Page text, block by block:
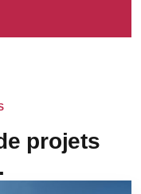
projets